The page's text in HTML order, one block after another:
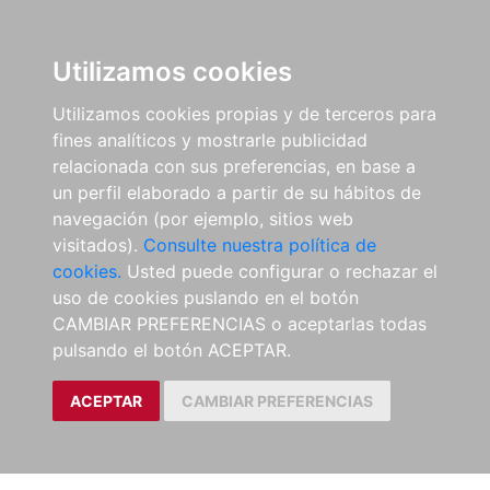
Utilizamos cookies
Utilizamos cookies propias y de terceros para
fines analíticos y mostrarle publicidad
relacionada con sus preferencias, en base a
un perfil elaborado a partir de su hábitos de
navegación (por ejemplo, sitios web
visitados). Consulte nuestra política de
cookies. Usted puede configurar o rechazar el
uso de cookies puslando en el botón
CAMBIAR PREFERENCIAS o aceptarlas todas
pulsando el botón ACEPTAR.
ACEPTAR CAMBIAR PREFERENCIAS